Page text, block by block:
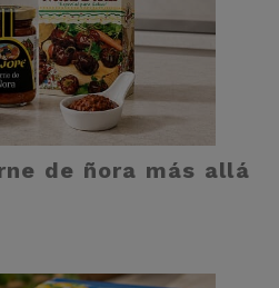
de ñora más allá